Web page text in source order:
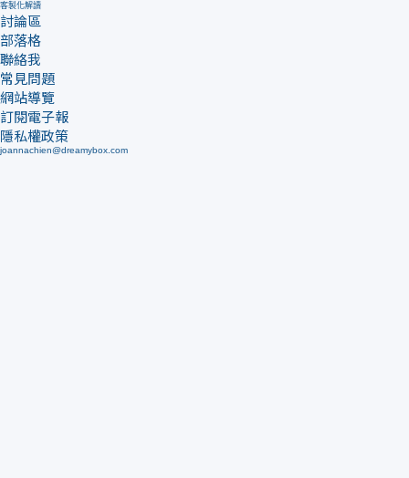
客製化解讀
討論區
部落格
聯絡我
常見問題
網站導覽
訂閱電子報
隱私權政策
joannachien@dreamybox.com